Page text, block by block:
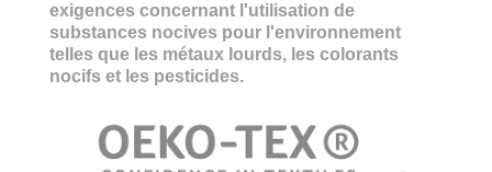
exigences concernant l'utilisation de
substances nocives pour l'environnement
telles que les métaux lourds, les colorants
nocifs et les pesticides.